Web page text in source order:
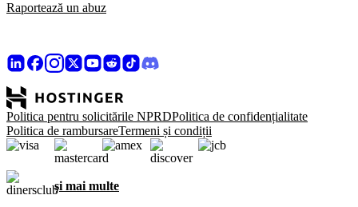
Raportează un abuz
Politica pentru solicitările NPRDPolitica de confidențialitate
Politica de rambursareTermeni și condiții
și mai multe